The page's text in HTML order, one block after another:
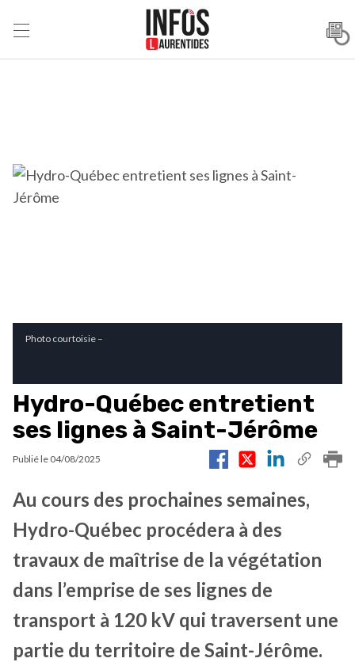
Photo courtoisie –
Hydro-Québec entretient
ses lignes à Saint-Jérôme
Publié le 04/08/2025
Au cours des prochaines semaines,
Hydro-Québec procédera à des
travaux de maîtrise de la végétation
dans l’emprise de ses lignes de
transport à 120 kV qui traversent une
partie du territoire de Saint-Jérôme.